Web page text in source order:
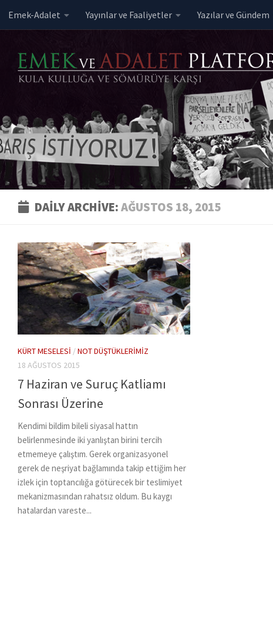
Skip to content
Emek-Adalet Yayınlar ve Faaliyetler Yazılar ve Gündem
DAILY ARCHIVE:AĞUSTOS 18, 2015
KÜRT MESELESI /NOT DÜŞTÜKLERIMIZ
18 AĞUSTOS 2015
7 Haziran ve Suruç Katliamı
Sonrası Üzerine
Kendimi bildim bileli siyasal hattın
belirlenmesinde iki yanlıştan birini tercih
etmemeye çalıştım. Gerek organizasyonel
gerek de neşriyat bağlamında takip ettiğim her
izlek için toptancılığa götürecek bir teslimiyet
mekanizmasından rahatsız oldum. Bu kaygı
hatalardan vareste...